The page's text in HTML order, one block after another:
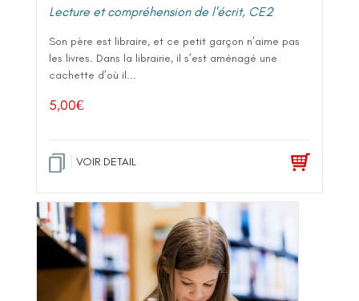
Lecture et compréhension de l'écrit, CE2
Son père est libraire, et ce petit garçon n’aime pas
les livres. Dans la librairie, il s’est aménagé une
cachette d’où il...
5,00€
VOIR DETAIL